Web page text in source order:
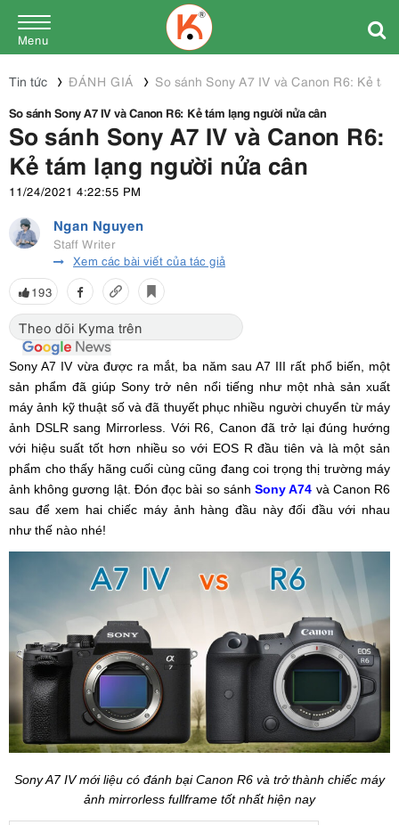
Menu
Tin tức ĐÁNH GIÁ
So sánh Sony A7 IV và Canon R6: Kẻ
So sánh Sony A7 IV và Canon R6: Kẻ tám lạng người nửa cân
So sánh Sony A7 IV và Canon R6:
Kẻ tám lạng người nửa cân
11/24/2021 4:22:55 PM
Ngan Nguyen
Staff Writer
Xem các bài viết của tác giả
193
Theo dõi Kyma trên
Sony A7 IV vừa được ra mắt, ba năm sau A7 III rất phổ biến, một
sản phẩm đã giúp Sony trở nên nổi tiếng như một nhà sản xuất
máy ảnh kỹ thuật số và đã thuyết phục nhiều người chuyển từ máy
ảnh DSLR sang Mirrorless. Với R6, Canon đã trở lại đúng hướng
với hiệu suất tốt hơn nhiều so với EOS R đầu tiên và là một sản
phẩm cho thấy hãng cuối cùng cũng đang coi trọng thị trường máy
ảnh không gương lật. Đón đọc bài so sánhSony A74 và Canon R6
sau để xem hai chiếc máy ảnh hàng đầu này đối đầu với nhau
như thế nào nhé!
Sony A7 IV mới liệu có đánh bại Canon R6 và trở thành chiếc máy
ảnh mirrorless fullframe tốt nhất hiện nay